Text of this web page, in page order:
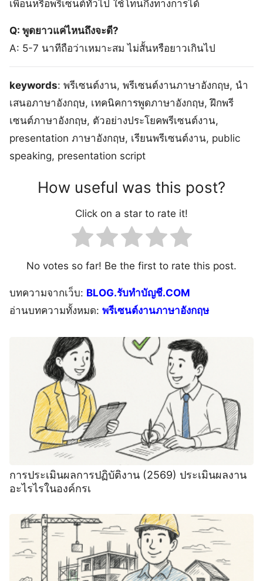
เพื่อนหรือพรีเซนต์ทั่วไป ใช้โทนกึ่งทางการได้
Q: พูดยาวแค่ไหนถึงจะดี?
A: 5-7 นาทีถือว่าเหมาะสม ไม่สั้นหรือยาวเกินไป
keywords: พรีเซนต์งาน, พรีเซนต์งานภาษาอังกฤษ, นำ
เสนอภาษาอังกฤษ, เทคนิคการพูดภาษาอังกฤษ, ฝึกพรี
เซนต์ภาษาอังกฤษ, ตัวอย่างประโยคพรีเซนต์งาน,
presentation ภาษาอังกฤษ, เรียนพรีเซนต์งาน, public
speaking, presentation script
How useful was this post?
Click on a star to rate it!
No votes so far! Be the first to rate this post.
บทความจากเว็บ: BLOG.รับทำบัญชี.COM
อ่านบทความทั้งหมด: พรีเซนต์งานภาษาอังกฤษ
การประเมินผลการปฏิบัติงาน (2569) ประเมินผลงาน
อะไรไรในองค์กรเ